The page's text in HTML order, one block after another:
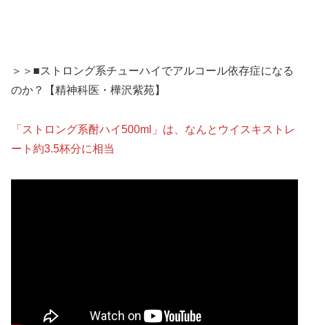
＞＞■ストロング系チューハイでアルコール依存症になる
のか？【精神科医・樺沢紫苑】
「ストロング系酎ハイ500ml」は、なんとウイスキストレ
ート約3.5杯分に相当